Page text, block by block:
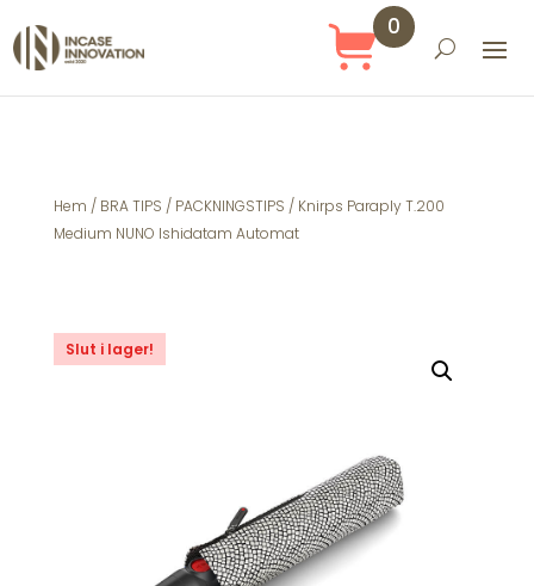
0
Hem / BRA TIPS / PACKNINGSTIPS / Knirps Paraply T.200
Medium NUNO Ishidatam Automat
Slut i lager!